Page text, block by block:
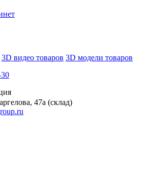
3D видео товаров 3D модели товаров
47а (склад)